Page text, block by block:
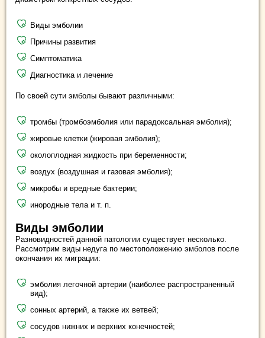
Виды эмболии
Причины развития
Симптоматика
Диагностика и лечение
По своей сути эмболы бывают различными:
тромбы (тромбоэмболия или парадоксальная эмболия);
жировые клетки (жировая эмболия);
околоплодная жидкость при беременности;
воздух (воздушная и газовая эмболия);
микробы и вредные бактерии;
инородные тела и т. п.
Виды эмболии
Разновидностей данной патологии существует несколько.
Рассмотрим виды недуга по местоположению эмболов после
окончания их миграции:
эмболия легочной артерии (наиболее распространенный
вид);
сонных артерий, а также их ветвей;
сосудов нижних и верхних конечностей;